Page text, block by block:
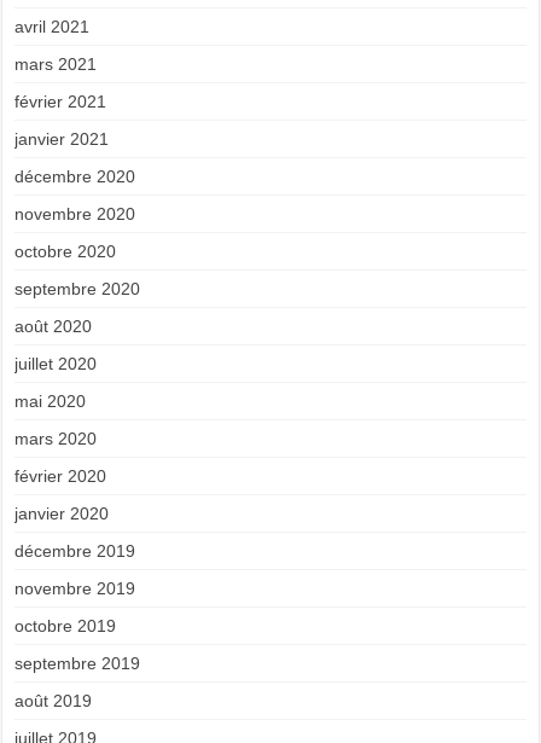
avril 2021
mars 2021
février 2021
janvier 2021
décembre 2020
novembre 2020
octobre 2020
septembre 2020
août 2020
juillet 2020
mai 2020
mars 2020
février 2020
janvier 2020
décembre 2019
novembre 2019
octobre 2019
septembre 2019
août 2019
juillet 2019